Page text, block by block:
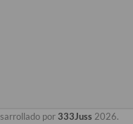
por 333Juss 2026.